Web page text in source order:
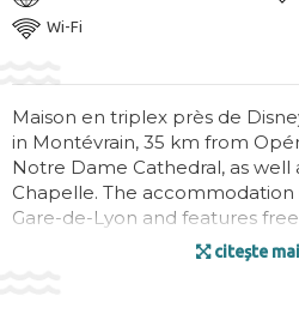
Wi-Fi
Maison en triplex près de
in Montévrain, 35 km from
Notre Dame Cathedral, as well
Chapelle. The accommodation
Gare-de-Lyon and features
citește